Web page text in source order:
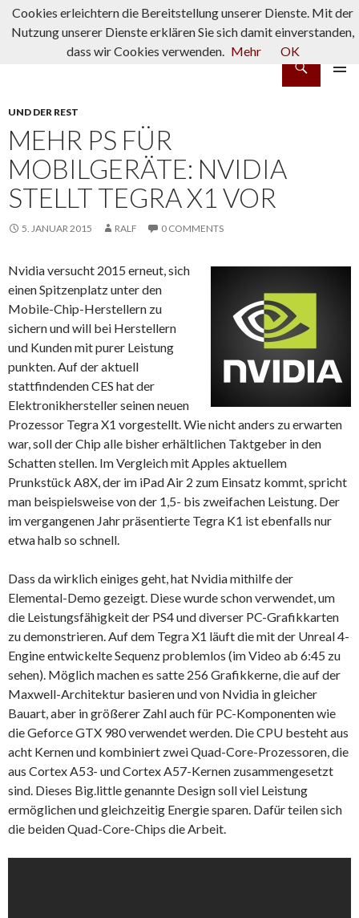
UND DER REST
MEHR PS FÜR
MOBILGERÄTE: NVIDIA
STELLT TEGRA X1 VOR
5. JANUAR 2015 RALF 0 COMMENTS
Nvidia versucht 2015 erneut, sich
einen Spitzenplatz unter den
Mobile-Chip-Herstellern zu
sichern und will bei Herstellern
und Kunden mit purer Leistung
punkten. Auf der aktuell
stattfindenden CES hat der
Elektronikhersteller seinen neuen
Prozessor Tegra X1 vorgestellt. Wie nicht anders zu erwarten
war, soll der Chip alle bisher erhältlichen Taktgeber in den
Schatten stellen. Im Vergleich mit Apples aktuellem
Prunkstück A8X, der im iPad Air 2 zum Einsatz kommt, spricht
man beispielsweise von der 1,5- bis zweifachen Leistung. Der
im vergangenen Jahr präsentierte Tegra K1 ist ebenfalls nur
etwa halb so schnell.
Dass da wirklich einiges geht, hat Nvidia mithilfe der
Elemental-Demo gezeigt. Diese wurde schon verwendet, um
die Leistungsfähigkeit der PS4 und diverser PC-Grafikkarten
zu demonstrieren. Auf dem Tegra X1 läuft die mit der Unreal 4-
Engine entwickelte Sequenz problemlos (im Video ab 6:45 zu
sehen). Möglich machen es satte 256 Grafikkerne, die auf der
Maxwell-Architektur basieren und von Nvidia in gleicher
Bauart, aber in größerer Zahl auch für PC-Komponenten wie
die Geforce GTX 980 verwendet werden. Die CPU besteht aus
acht Kernen und kombiniert zwei Quad-Core-Prozessoren, die
aus Cortex A53- und Cortex A57-Kernen zusammengesetzt
sind. Dieses Big.little genannte Design soll viel Leistung
ermöglichen und gleichzeitig Energie sparen. Dafür teilen sich
die beiden Quad-Core-Chips die Arbeit.
Cookies erleichtern die Bereitstellung unserer Dienste. Mit der
Nutzung unserer Dienste erklären Sie sich damit einverstanden,
dass wir Cookies verwenden. Mehr OK